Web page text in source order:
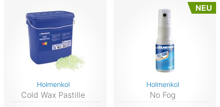
Holmenkol
Cold Wax Pastille
NEU
Holmenkol
No Fog